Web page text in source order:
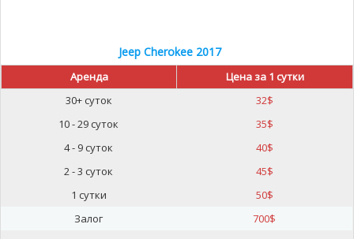
Jeep Cherokee 2017
Аренда
Цена за 1 сутки
30+ суток
32$
10 - 29 суток
35$
4 - 9 суток
40$
2 - 3 суток
45$
1 сутки
50$
Залог
700$